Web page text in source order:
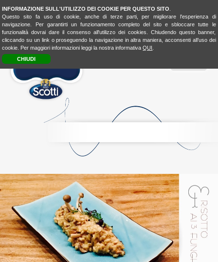
INFORMAZIONE SULL'UTILIZZO DEI COOKIE PER QUESTO SITO
Questo sito fa uso di cookie, anche di terze parti, per migliorare l'esperienza di
navigazione. Per garantirti un funzionamento completo del sito e sbloccare tutte le
funzionalità dovrai dare il consenso all'utilizzo dei cookies. Chiudendo questo banner,
cliccando su un link o proseguendo la navigazione in altra maniera, acconsenti all’uso dei
cookie. Per maggiori informazioni leggi la nostra informativaQUI
CHIUDI
4FASHION
RICE4KIDSBIO
EXPERIENCE
LA CUCINAUNISCEIPOPOLI
E SHOP
RICEDESIGNERS >
VALENTINA PRATO